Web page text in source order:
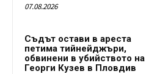
07.08.2026
Съдът остави в ареста
петима тийнейджъри,
обвинени в убийството на
Георги Кузев в Пловдив